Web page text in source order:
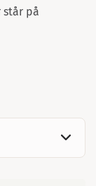
står på